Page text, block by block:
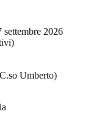
2026
Umberto)